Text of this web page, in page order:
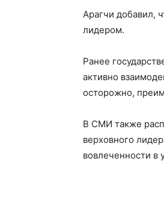
Арагчи добавил,
лидером.
Ранее
активно
осторожно,
В СМИ также
верховного
вовлеченности в